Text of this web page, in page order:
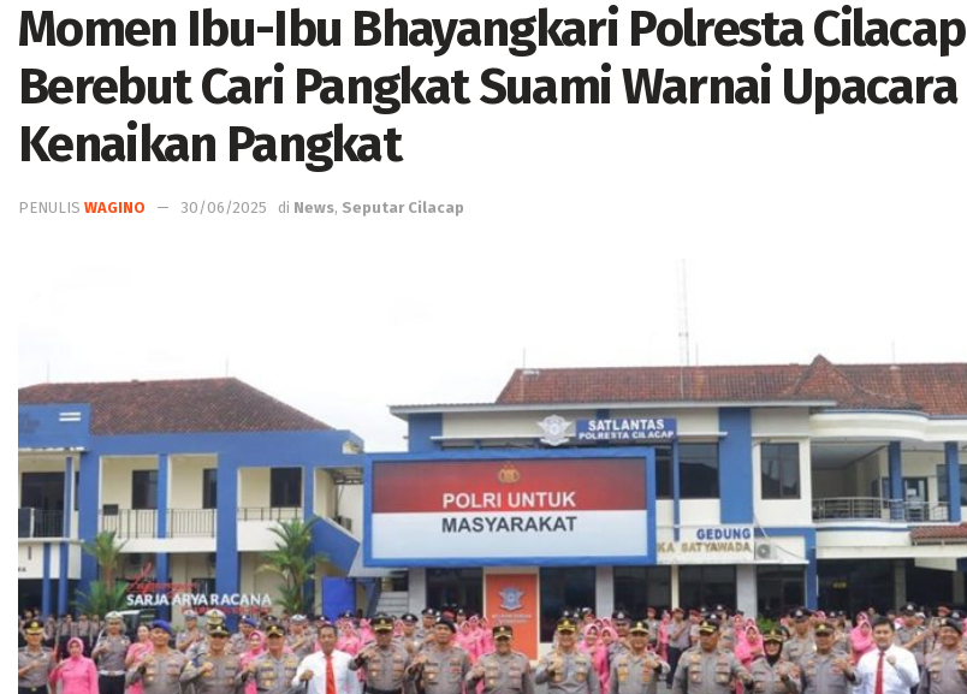
Momen Ibu-Ibu Bhayangkari Polresta Cilacap
Berebut Cari Pangkat Suami Warnai Upacara
Kenaikan Pangkat
PENULIS WAGINO 30/06/2025 di News, Seputar Cilacap